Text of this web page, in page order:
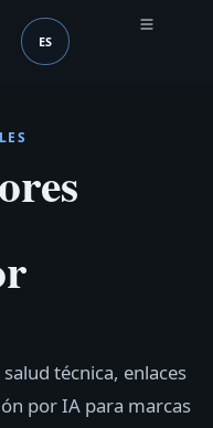
Idioma (mobile
ES
técnica, enlaces
por IA para marcas